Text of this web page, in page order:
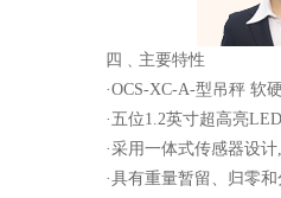
四﹑ 主要特性
·OCS-XC-A-型吊秤 软
·五位1.2英寸超高亮
·采用一体式传感器设
·具有重量暂留、归零和